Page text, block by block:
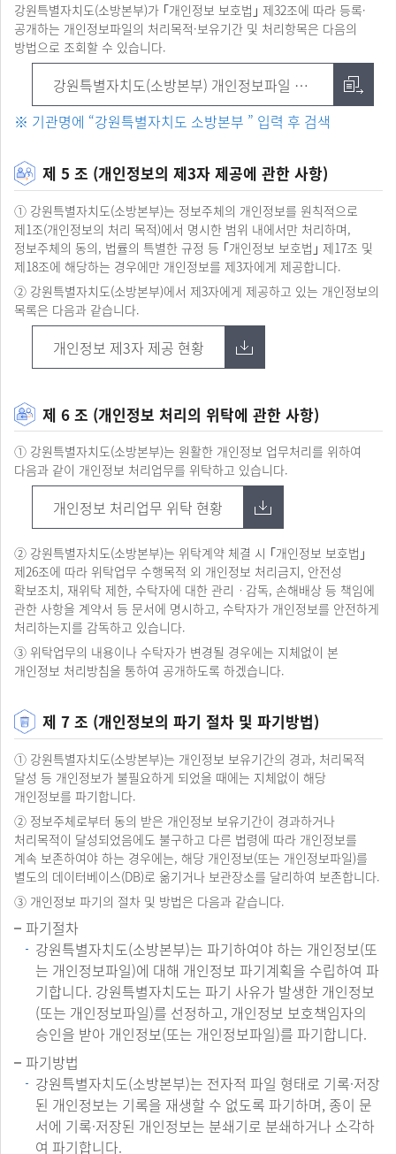
강원특별자치도(소방본부)가 ｢개인정보 보호법｣ 제32조에 따라 등록·
공개하는 개인정보파일의 처리목적·보유기간 및 처리항목은 다음의
방법으로 조회할 수 있습니다.
강원특별자치도(소방본부) 개인정보파일 조회
※ 기관명에 “강원특별자치도 소방본부 ” 입력 후 검색
제 5 조 (개인정보의 제3자 제공에 관한 사항)
① 강원특별자치도(소방본부)는 정보주체의 개인정보를 원칙적으로
제1조(개인정보의 처리 목적)에서 명시한 범위 내에서만 처리하며,
정보주체의 동의, 법률의 특별한 규정 등 ｢개인정보 보호법｣ 제17조 및
제18조에 해당하는 경우에만 개인정보를 제3자에게 제공합니다.
② 강원특별자치도(소방본부)에서 제3자에게 제공하고 있는 개인정보의
목록은 다음과 같습니다.
개인정보 제3자 제공 현황
제 6 조 (개인정보 처리의 위탁에 관한 사항)
① 강원특별자치도(소방본부)는 원활한 개인정보 업무처리를 위하여
다음과 같이 개인정보 처리업무를 위탁하고 있습니다.
개인정보 처리업무 위탁 현황
② 강원특별자치도(소방본부)는 위탁계약 체결 시 ｢개인정보 보호법｣
제26조에 따라 위탁업무 수행목적 외 개인정보 처리금지, 안전성
확보조치, 재위탁 제한, 수탁자에 대한 관리ㆍ감독, 손해배상 등 책임에
관한 사항을 계약서 등 문서에 명시하고, 수탁자가 개인정보를 안전하게
처리하는지를 감독하고 있습니다.
③ 위탁업무의 내용이나 수탁자가 변경될 경우에는 지체없이 본
개인정보 처리방침을 통하여 공개하도록 하겠습니다.
제 7 조 (개인정보의 파기 절차 및 파기방법)
① 강원특별자치도(소방본부)는 개인정보 보유기간의 경과, 처리목적
달성 등 개인정보가 불필요하게 되었을 때에는 지체없이 해당
개인정보를 파기합니다.
② 정보주체로부터 동의 받은 개인정보 보유기간이 경과하거나
처리목적이 달성되었음에도 불구하고 다른 법령에 따라 개인정보를
계속 보존하여야 하는 경우에는, 해당 개인정보(또는 개인정보파일)를
별도의 데이터베이스(DB)로 옮기거나 보관장소를 달리하여 보존합니다.
③ 개인정보 파기의 절차 및 방법은 다음과 같습니다.
파기절차
강원특별자치도(소방본부)는 파기하여야 하는 개인정보(또
는 개인정보파일)에 대해 개인정보 파기계획을 수립하여 파
기합니다. 강원특별자치도는 파기 사유가 발생한 개인정보
(또는 개인정보파일)를 선정하고, 개인정보 보호책임자의
승인을 받아 개인정보(또는 개인정보파일)를 파기합니다.
파기방법
강원특별자치도(소방본부)는 전자적 파일 형태로 기록·저장
된 개인정보는 기록을 재생할 수 없도록 파기하며, 종이 문
서에 기록·저장된 개인정보는 분쇄기로 분쇄하거나 소각하
여 파기합니다.